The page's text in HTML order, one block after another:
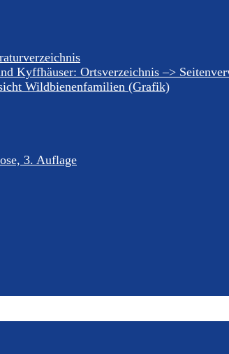
Kyffhäuser: Ortsverzeichnis –>
Wildbienenfamilien (Grafik)
3. Auflage